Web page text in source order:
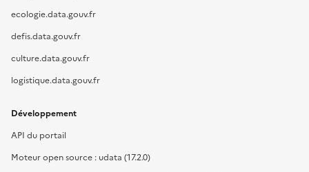
ecologie.data.gouv.fr
defis.data.gouv.fr
culture.data.gouv.fr
logistique.data.gouv.fr
Développement
API du portail
Moteur open source : udata (17.2.0)